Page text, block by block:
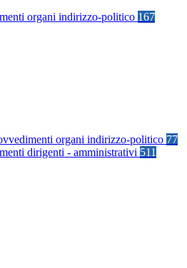
organi indirizzo-politico 167
organi indirizzo-politico 77
dirigenti - amministrativi 511